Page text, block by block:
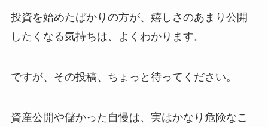
投資を始めたばかりの方が、嬉しさのあまり公開
したくなる気持ちは、よくわかります。
ですが、その投稿、ちょっと待ってください。
資産公開や儲かった自慢は、実はかなり危険なこ